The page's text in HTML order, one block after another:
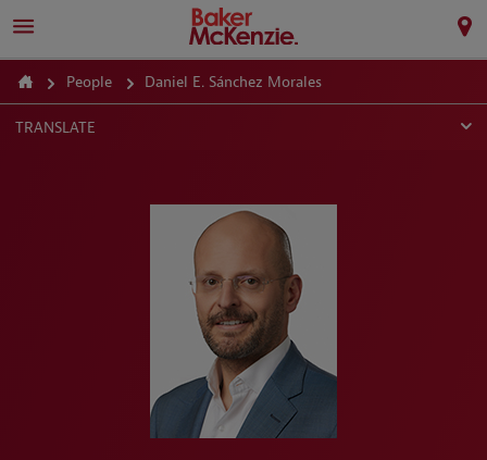
People Daniel E. Sánchez Morales
TRANSLATE